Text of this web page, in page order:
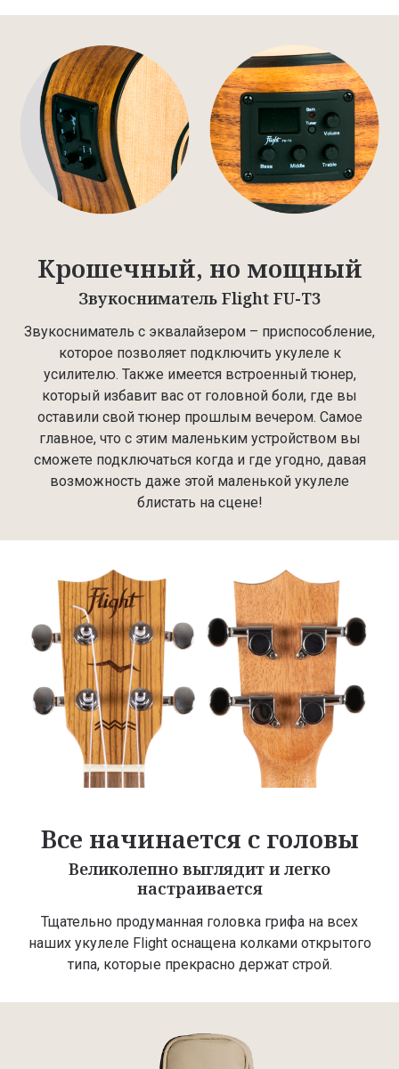
Крошечный, но мощный
Звукосниматель Flight FU-T3
Звукосниматель с эквалайзером – приспособление,
которое позволяет подключить укулеле к
усилителю. Также имеется встроенный тюнер,
который избавит вас от головной боли, где вы
оставили свой тюнер прошлым вечером. Самое
главное, что с этим маленьким устройством вы
сможете подключаться когда и где угодно, давая
возможность даже этой маленькой укулеле
блистать на сцене!
Все начинается с головы
Великолепно выглядит и легко
настраивается
Тщательно продуманная головка грифа на всех
наших укулеле Flight оснащена колками открытого
типа, которые прекрасно держат строй.